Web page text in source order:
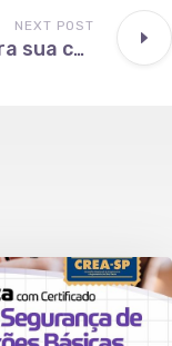
NEXT POST
Banco de Talentos CREA-SP: É + Oportunidade para sua carreira